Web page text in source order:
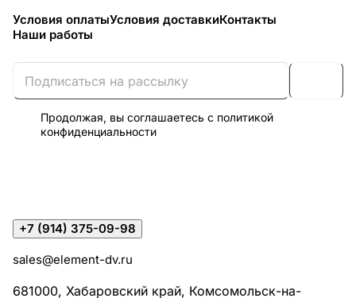
Условия оплатыУсловия доставкиКонтакты
Наши работы
Продолжая, вы соглашаетесь с политикой
конфиденциальности
+7 (914) 375-09-98
sales@element-dv.ru
681000, Хабаровский край, Комсомольск-на-